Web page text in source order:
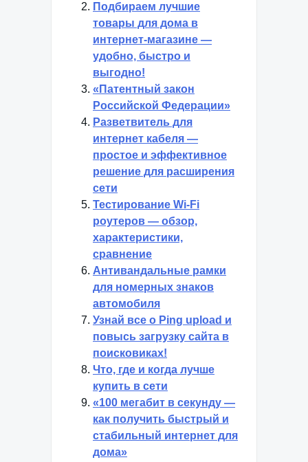
Подбираем лучшие
товары для дома в
интернет-магазине —
удобно, быстро и
выгодно!
«Патентный закон
Российской Федерации»
Разветвитель для
интернет кабеля —
простое и эффективное
решение для расширения
сети
Тестирование Wi-Fi
роутеров — обзор,
характеристики,
сравнение
Антивандальные рамки
для номерных знаков
автомобиля
Узнай все о Ping upload и
повысь загрузку сайта в
поисковиках!
Что, где и когда лучше
купить в сети
«100 мегабит в секунду —
как получить быстрый и
стабильный интернет для
дома»